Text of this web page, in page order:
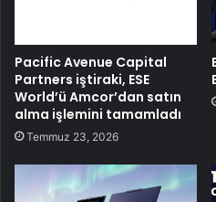
Pacific Avenue Capital
Partners iştiraki, ESE
World’ü Amcor’dan satın
alma işlemini tamamladı
Temmuz 23, 2026